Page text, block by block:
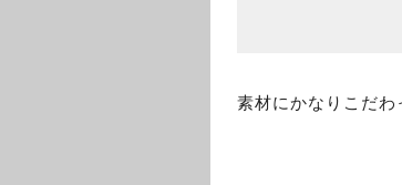
素材にかなりこだわ